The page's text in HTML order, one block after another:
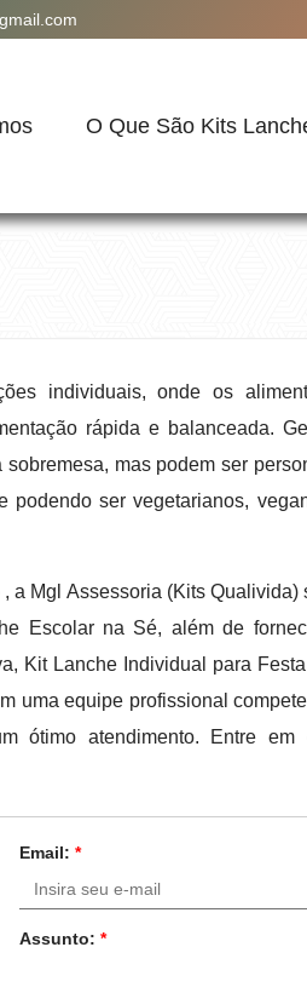
O Que São Kits
individuais, onde os
rápida e balanceada.
mas podem ser
ser vegetarianos,
a Mgl Assessoria (Kits Qualivida)
Escolar na Sé, além de
Kit Lanche Individual para
uma equipe profissional
ótimo atendimento. Entre
Email: *
Assunto: *